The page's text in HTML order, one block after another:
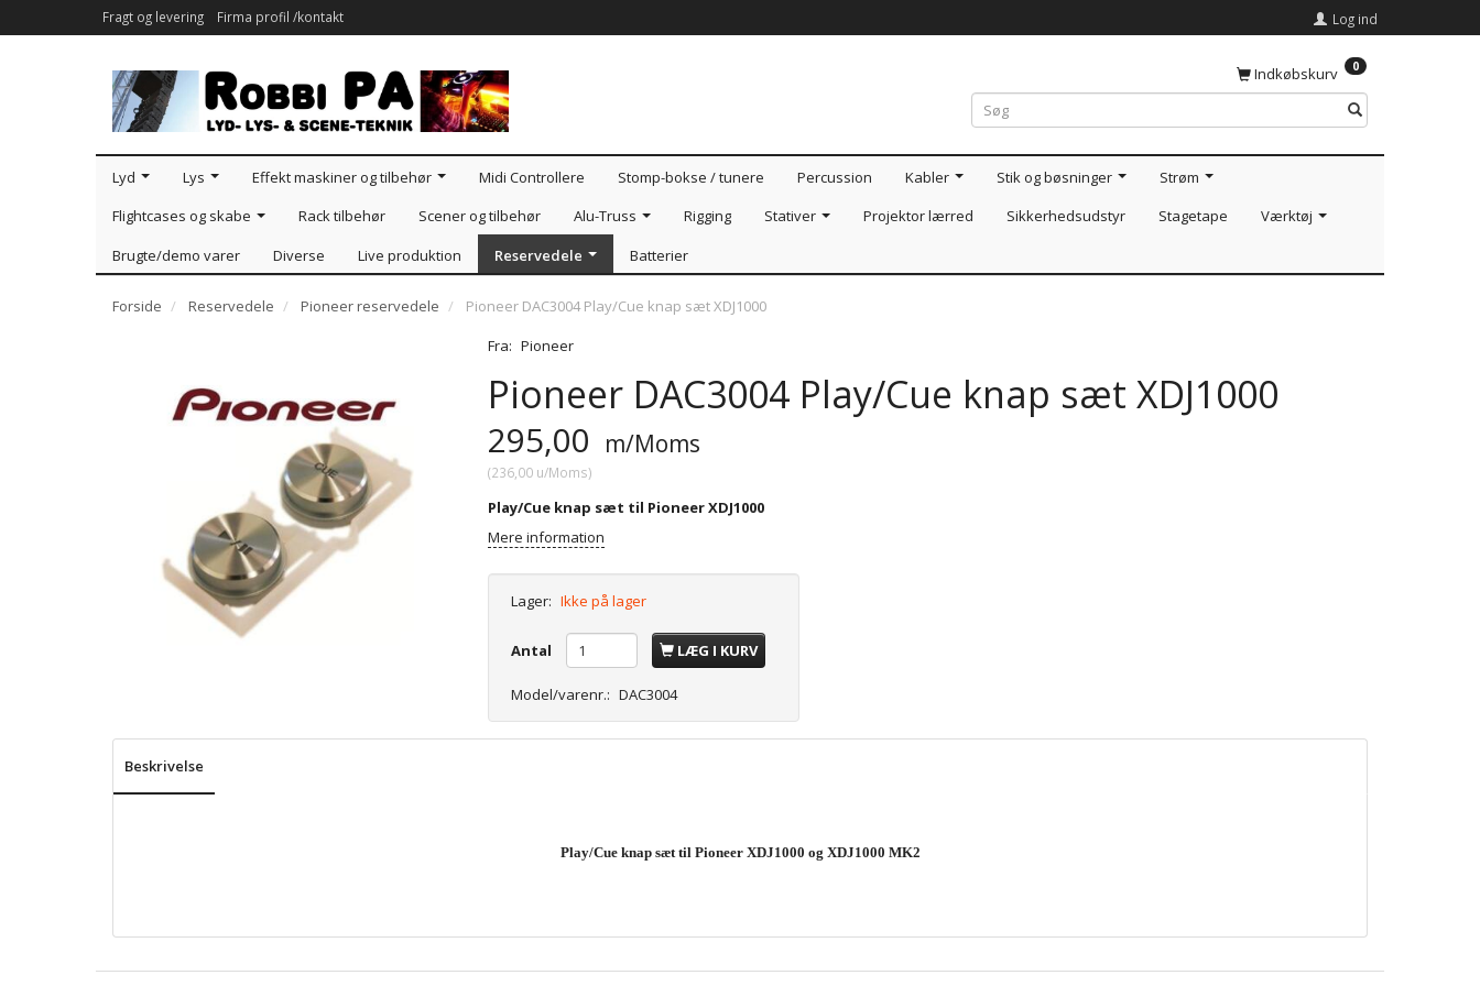
Fragt og levering Firma profil /kontakt Log ind
Indkøbskurv 0
Lyd Lys Effekt maskiner og tilbehør Midi Controllere Stomp-bokse / tunere Percussion Kabler Stik og bøsninger
Strøm
Flightcases og skabe
Rack tilbehør Scener og tilbehør Alu-Truss Rigging Stativer Projektor lærred Sikkerhedsudstyr Stagetape
Værktøj
Brugte/demo varer
Diverse Live produktion Reservedele Batterier
Forside Reservedele Pioneer reservedele
Pioneer DAC3004 Play/Cue knap sæt XDJ1000
Fra: Pioneer
Pioneer DAC3004 Play/Cue knap sæt XDJ1000
295,00 m/Moms
(236,00 u/Moms)
Play/Cue knap sæt til Pioneer XDJ1000
Mere information
Lager: Ikke på lager
Antal LÆG I KURV
Model/varenr.: DAC3004
Beskrivelse
Play/Cue knap sæt til Pioneer XDJ1000 og XDJ1000 MK2